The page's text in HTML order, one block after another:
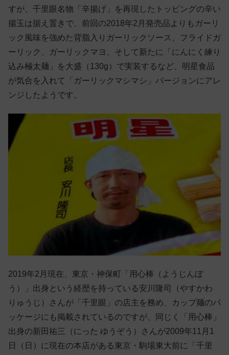
すが、千里眼名物「辛揚げ」を再現したトッピングの辛い
揚玉は据え置きで、前回の2018年2月発売品よりもガーリ
ック風味を強めた背脂入りガーリックソース、フライドガ
ーリック、ガーリックマヨ、そして新たに「にんにく練り
込み極太麺」を大盛（130g）で実装するなど、明星食品
が気合を入れて「ガーリックマシマシ」バージョンにアレ
ンジしたようです。
2019年2月現在、東京・神保町「用心棒（ようじんぼ
う）」出身という経歴を持っている安川隆司（やすかわ
りゅうじ）さんが「千里眼」の店主を務め、カップ麺のパ
ッケージにも掲載されているのですが、同じく「用心棒」
出身の新田祐三（にった ゆうぞう）さんが2009年11月1
日（日）に現在の本店がある東京・駒場東大前に「千里